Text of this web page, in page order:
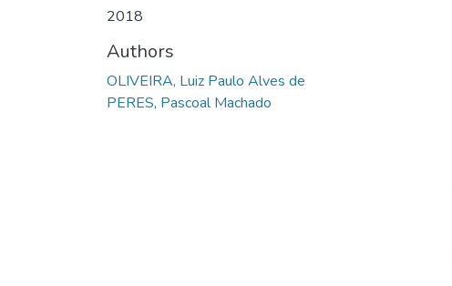
2018
Authors
OLIVEIRA, Luiz Paulo Alves de
PERES, Pascoal Machado